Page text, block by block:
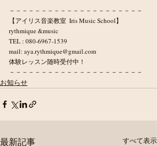
－－－－－－－－－－－－－－－－－－－－－
【アイリス音楽教室  Iris Music School】
rythmique &music
TEL : 080-6967-1539
mail: aya.rythmique@gmail.com
体験レッスン随時受付中！
－－－－－－－－－－－－－－－－－－－－－
お知らせ
最新記事 すべて表示